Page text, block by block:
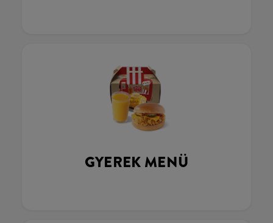
GYEREK MENÜ